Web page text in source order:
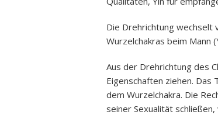
Die Drehrichtung wechselt
Wurzelchakras beim Mann
Aus der Drehrichtung des
Eigenschaften ziehen.
dem Wurzelchakra. Die
seiner Sexualität